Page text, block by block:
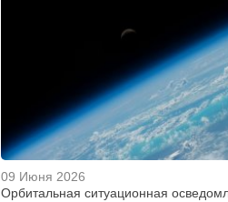
09 Июня 2026
Орбитальная ситуационная